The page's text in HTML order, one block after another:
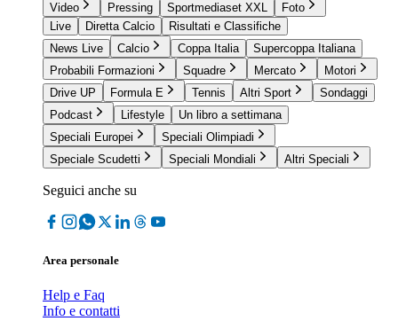
Video Pressing Sportmediaset XXL
Foto
Live
Diretta Calcio
Risultati e Classifiche
News Live
Calcio Coppa Italia
Supercoppa Italiana
Probabili Formazioni
Squadre Mercato
Motori
Drive UP
Formula E Tennis Altri Sport
Sondaggi
Podcast
Lifestyle
Un libro a settimana
Speciali Europei
Speciali Olimpiadi
Speciale Scudetti
Speciali Mondiali Altri Speciali
Seguici anche su
Area personale
Help e Faq
Info e contatti